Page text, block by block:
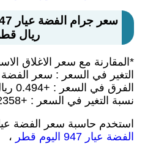
ريال
*المقارنة مع سعر الاغلاق
التغير في السعر : سعر الفضة
الفرق في السعر : +0.494 ريال قطري
نسبة التغير في السعر : +7.72358%
استخدم حاسبة سعر الفضة عيار
الفضة عيار 947 اليوم قطر
،